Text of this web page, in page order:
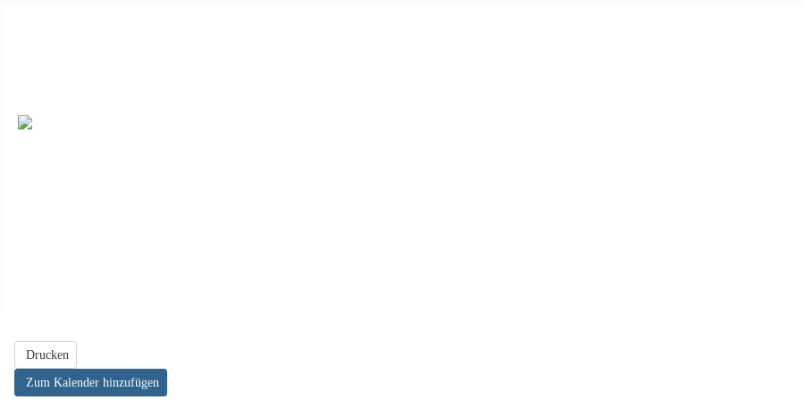
Drucken
Zum Kalender hinzufügen